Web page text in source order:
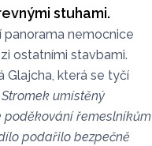
stuhami.
panorama nemocnice
ostatními stavbami.
Glajcha, která se tyčí
umístěný
poděkování řemeslníkům
podařilo bezpečně